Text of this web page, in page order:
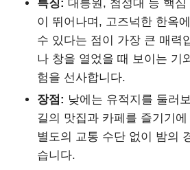
특징: 대릉원, 첨성대 등 핵
이 뛰어나며, 고즈넉한 한옥
수 있다는 점이 가장 큰 매력
나 창을 열었을 때 보이는 기
험을 선사합니다.
장점: 낮에는 유적지를 둘러
길의 맛집과 카페를 즐기기
별도의 교통 수단 없이 밤의
습니다.